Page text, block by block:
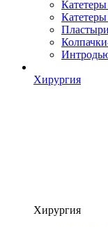
Хирургия
Хирургия